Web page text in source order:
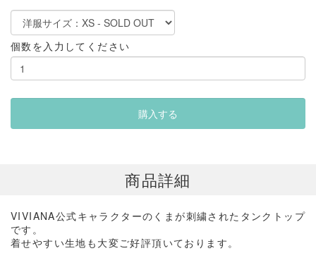
個数を入力してください
商品詳細
VIVIANA公式キャラクターのくまが刺繍されたタンクトップ
です。
着せやすい生地も大変ご好評頂いております。